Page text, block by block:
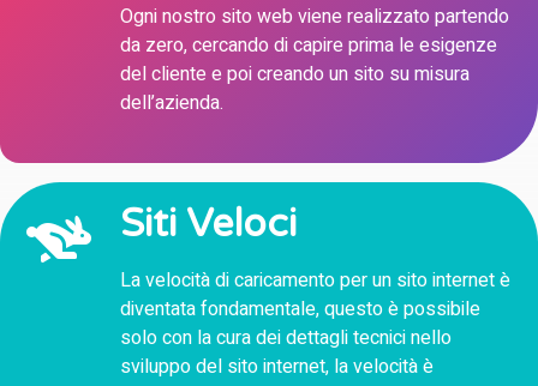
Ogni nostro sito web viene realizzato partendo
da zero, cercando di capire prima le esigenze
del cliente e poi creando un sito su misura
dell’azienda.
Siti Veloci
La velocità di caricamento per un sito internet è
diventata fondamentale, questo è possibile
solo con la cura dei dettagli tecnici nello
sviluppo del sito internet, la velocità è